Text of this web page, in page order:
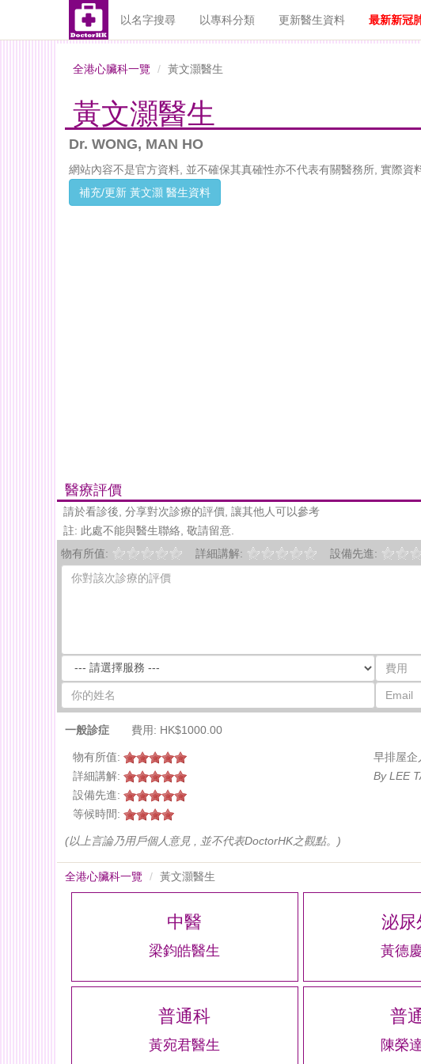
以名字搜尋 以專科分類 更新醫生資料 最新新冠
全港心臟科一覽 黃文灝醫生
黃文灝醫生
Dr. WONG, MAN HO
網站內容不是官方資料, 並不確保其真確性亦不代表有關醫務所, 實際資
補充/更新 黃文灝 醫生資料
醫療評價
請於看診後, 分享對次診療的評價, 讓其他人可以參考
註: 此處不能與醫生聯絡, 敬請留意.
物有所值:
詳細講解: 設備先進:
一般診症 費用: HK$1000.00
物有所值:
詳細講解:
設備先進:
等候時間:
早排屋企
By LEE
(以上言論乃用戶個人意見 , 並不代表DoctorHK之觀點。)
全港心臟科一覽 黃文灝醫生
中醫
梁鈞皓醫生
泌尿
黃德
普通科
黃宛君醫生
普
陳榮